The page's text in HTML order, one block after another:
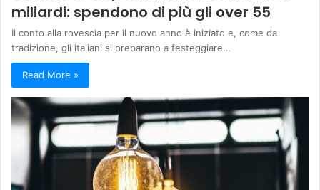
miliardi: spendono di più gli over 55
Il conto alla rovescia per il nuovo anno è iniziato e, come da
tradizione, gli italiani si preparano a festeggiare…
Read More »